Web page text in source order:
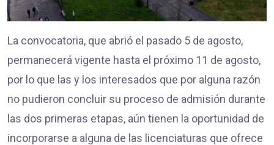
La convocatoria, que abrió el pasado 5 de agosto,
permanecerá vigente hasta el próximo 11 de agosto,
por lo que las y los interesados que por alguna razón
no pudieron concluir su proceso de admisión durante
las dos primeras etapas, aún tienen la oportunidad de
incorporarse a alguna de las licenciaturas que ofrece